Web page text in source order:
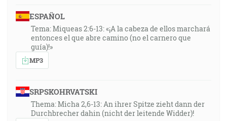
ESPAÑOL
Tema: Miqueas 2:6-13: «¡A la cabeza de ellos marchará
entonces el que abre camino (no el carnero que
guía)!»
MP3
SRPSKOHRVATSKI
Thema: Micha 2,6-13: An ihrer Spitze zieht dann der
Durchbrecher dahin (nicht der leitende Widder)!